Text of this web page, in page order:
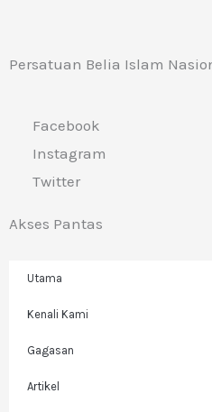
Persatuan Belia Islam
Facebook
Instagram
Twitter
Akses Pantas
Utama
Kenali Kami
Gagasan
Artikel